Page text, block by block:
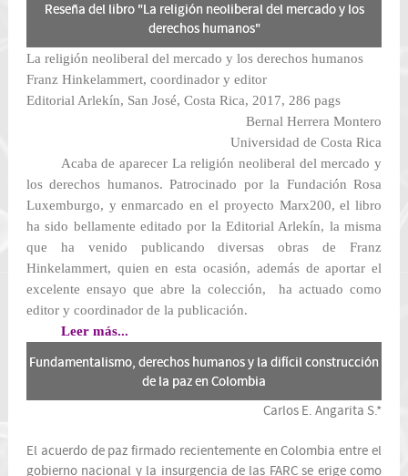
Reseña del libro "La religión neoliberal del mercado y los
derechos humanos"
La religión neoliberal del mercado y los derechos humanos
Franz Hinkelammert, coordinador y editor
Editorial Arlekín, San José, Costa Rica, 2017, 286 pags
Bernal Herrera Montero
Universidad de Costa Rica
Acaba de aparecer La religión neoliberal del mercado y
los derechos humanos. Patrocinado por la Fundación Rosa
Luxemburgo, y enmarcado en el proyecto Marx200, el libro
ha sido bellamente editado por la Editorial Arlekín, la misma
que ha venido publicando diversas obras de Franz
Hinkelammert, quien en esta ocasión, además de aportar el
excelente ensayo que abre la colección, ha actuado como
editor y coordinador de la publicación.
Leer más...
Fundamentalismo, derechos humanos y la difícil construcción
de la paz en Colombia
Carlos E. Angarita S.*
El acuerdo de paz firmado recientemente en Colombia entre el
gobierno nacional y la insurgencia de las FARC se erige como